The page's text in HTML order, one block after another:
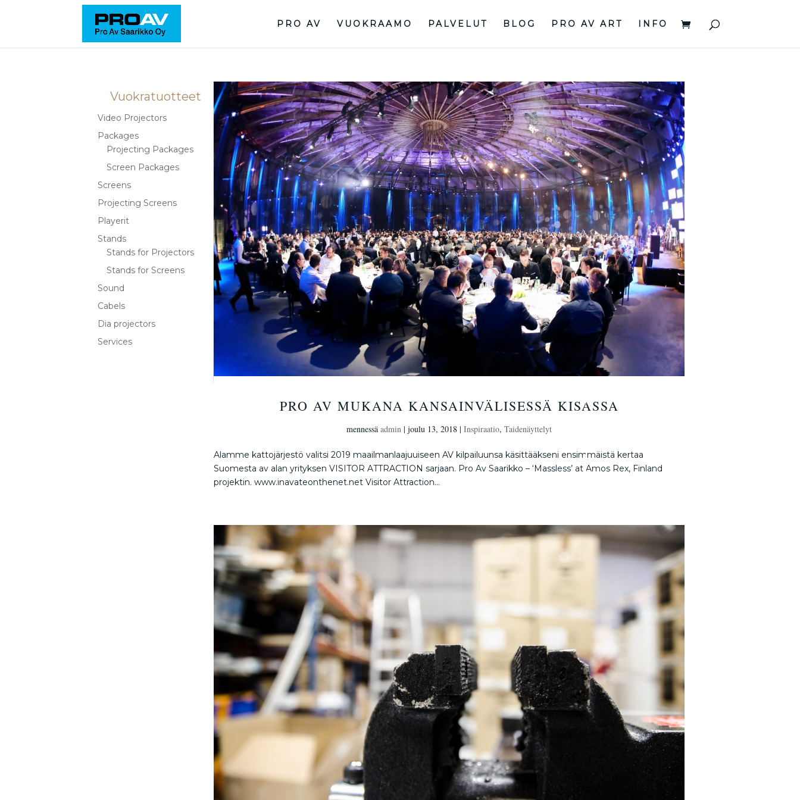
PRO AV VUOKRAAMO PALVELUT BLOG PRO AV ART INFO
PRO AV MUKANA KANSAINVÄLISESSÄ KISASSA
mennessäadmin |joulu 13, 2018 |Inspiraatio,Taidenäyttelyt
Alamme kattojärjestö valitsi 2019 maailmanlaajuuiseen AV kilpailuunsa käsittääkseni ensimmäistä kertaa
Suomesta av alan yrityksen VISITOR ATTRACTION sarjaan. Pro Av Saarikko – ‘Massless’ at Amos Rex, Finland
projektin. www.inavateonthenet.net Visitor Attraction...
Vuokratuotteet
Video Projectors
Packages
Projecting Packages
Screen Packages
Screens
Projecting Screens
Playerit
Stands
Stands for Projectors
Stands for Screens
Sound
Cabels
Dia projectors
Services